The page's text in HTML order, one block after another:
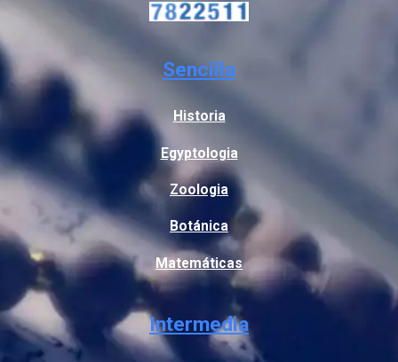
Sencilla
Historia
Egyptologia
Zoologia
Botánica
Matemáticas
Intermedia